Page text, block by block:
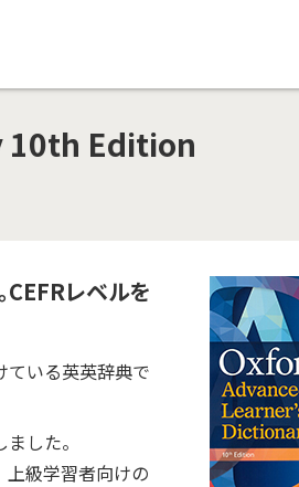
10th Edition
CEFRレベルを
ている英英辞典で
した。
級学習者向けの